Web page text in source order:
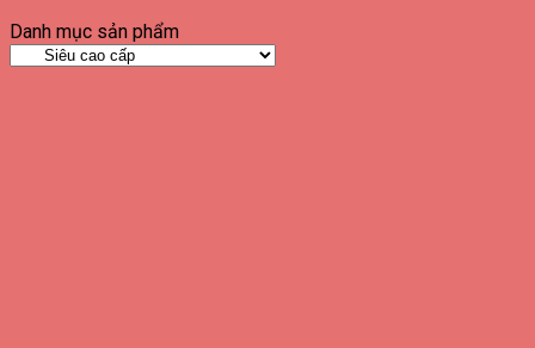
Danh mục sản phẩm